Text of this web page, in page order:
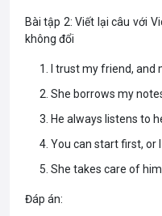
Bài tập 2: Viết lại câu với
không đổi
I trust my friend, and
She borrows my
He always listens to
You can start first, or
She takes care of
Đáp án: